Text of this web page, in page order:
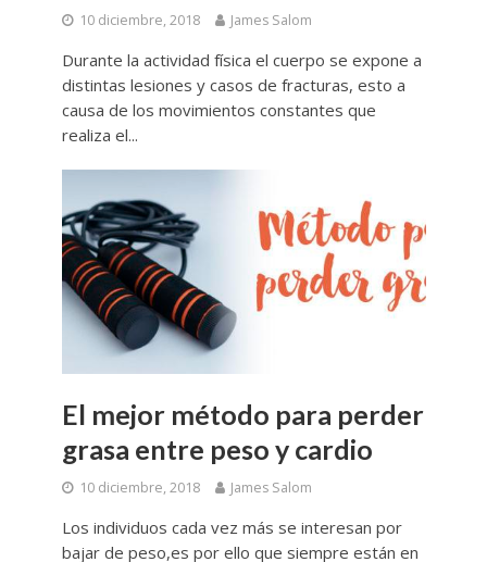
10 diciembre, 2018 James Salom
Durante la actividad física el cuerpo se expone a
distintas lesiones y casos de fracturas, esto a
causa de los movimientos constantes que
realiza el...
El mejor método para perder
grasa entre peso y cardio
10 diciembre, 2018 James Salom
Los individuos cada vez más se interesan por
bajar de peso,es por ello que siempre están en